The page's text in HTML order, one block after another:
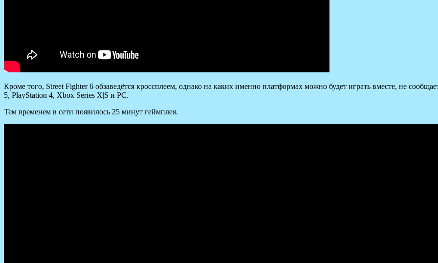
Кроме того, Street Fighter 6 обзаведётся кроссплеем, однако на каких именно платформах можно будет играть вместе, не
5, PlayStation 4, Xbox Series X|S и PC.
Тем временем в сети появилось 25 минут геймплея.